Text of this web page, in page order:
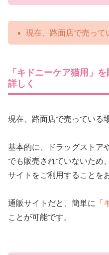
現在、路面店で売って
「キドニーケア猫用」
詳しく
現在、路面店で売っている
基本的に、ドラッグストア
でも販売されていないため
サイトをご利用することを
通販サイトだと、簡単に 「
ことが可能です。